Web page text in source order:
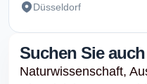
Düsseldorf
Suchen Sie
Naturwissenschaft,